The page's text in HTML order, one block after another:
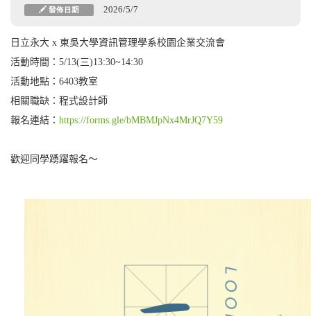
發佈日期 2026/5/7
日立永大 x 東吳大學資訊管理學系校園企業交流會
活動時間：5/13(三)13:30~14:30
活動地點：6403教室
相關職缺：程式設計師
報名連結： https://forms.gle/bMBMJpNx4MrJQ7Y59
歡迎同學踴躍報名～